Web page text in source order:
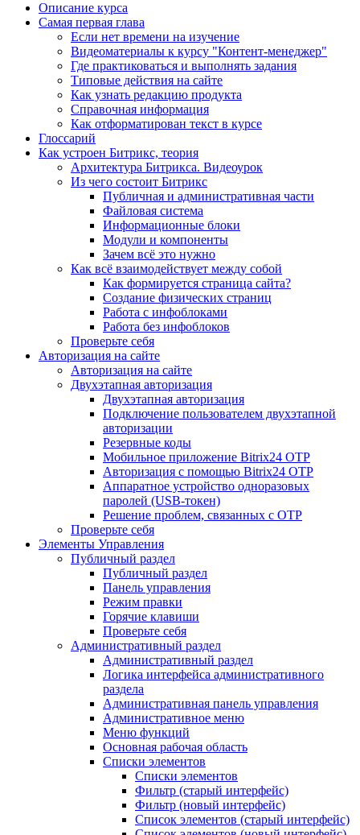
Описание курса
Самая первая глава
Если нет времени на изучение
Видеоматериалы к курсу "Контент-менеджер"
Где практиковаться и выполнять задания
Типовые действия на сайте
Как узнать редакцию продукта
Справочная информация
Как отформатирован текст в курсе
Глоссарий
Как устроен Битрикс, теория
Архитектура Битрикса. Видеоурок
Из чего состоит Битрикс
Публичная и административная части
Файловая система
Информационные блоки
Модули и компоненты
Зачем всё это нужно
Как всё взаимодействует между собой
Как формируется страница сайта?
Создание физических страниц
Работа с инфоблоками
Работа без инфоблоков
Проверьте себя
Авторизация на сайте
Авторизация на сайте
Двухэтапная авторизация
Двухэтапная авторизация
Подключение пользователем двухэтапной
авторизации
Резервные коды
Мобильное приложение Bitrix24 OTP
Авторизация с помощью Bitrix24 OTP
Аппаратное устройство одноразовых
паролей (USB-токен)
Решение проблем, связанных с OTP
Проверьте себя
Элементы Управления
Публичный раздел
Публичный раздел
Панель управления
Режим правки
Горячие клавиши
Проверьте себя
Административный раздел
Административный раздел
Логика интерфейса административного
раздела
Административная панель управления
Административное меню
Меню функций
Основная рабочая область
Списки элементов
Списки элементов
Фильтр (старый интерфейс)
Фильтр (новый интерфейс)
Список элементов (старый интерфейс)